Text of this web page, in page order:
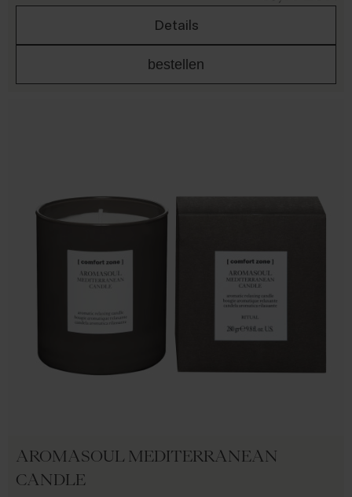
Details
bestellen
AROMASOUL MEDITERRANEAN
CANDLE